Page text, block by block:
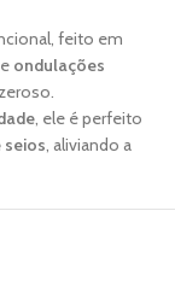
feito em
e ondulações
, ele é perfeito
seios , aliviando a